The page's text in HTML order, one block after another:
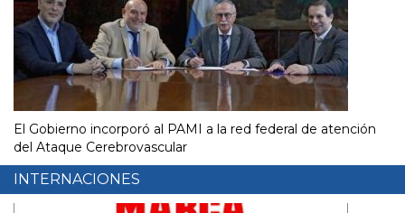
El Gobierno incorporó al PAMI a la red federal de atención
del Ataque Cerebrovascular
INTERNACIONES